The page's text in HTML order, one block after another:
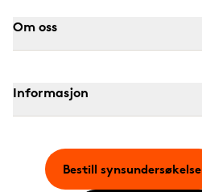
Om oss
Informasjon
Bestill synsundersøkelse